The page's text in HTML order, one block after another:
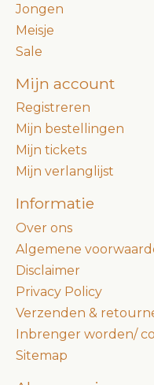
Jongen
Meisje
Sale
Mijn account
Registreren
Mijn bestellingen
Mijn tickets
Mijn verlanglijst
Informatie
Over ons
Algemene
Disclaimer
Privacy Policy
Verzenden &
Inbrenger worden/
Sitemap